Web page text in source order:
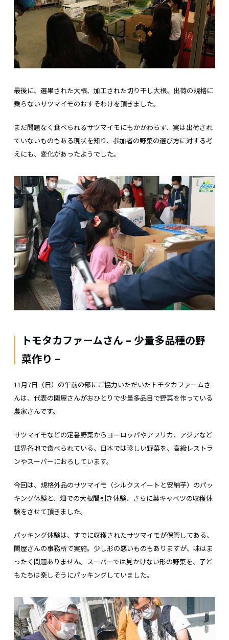
最後に、選果された大根、加工された切り干し大根、出荷の規格に
乗らないサツマイモのおすそわけを頂きました。
まだ問題なく食べられるサツマイモにもかかわらず、実は出荷され
ていないものもある現状を知り、参加者の野菜の選び方に対する考
えにも、変化があったようでした。
トモタカファームさん – 少量多品種の野
菜作り –
11月7日（日）の午前の部にご協力いただいたトモタカファームさ
んは、代表の関屋さんがおひとりで少量多品目で野菜を作っている
農家さんです。
サツマイモなどの定番野菜からヨーロッパやアフリカ、アジアなど
世界各地で食べられている、日本では珍しい野菜を、高級レストラ
ンやスーパーにおろしています。
今回は、規格外品のサツマイモ（シルクスイートと安納芋）のパッ
キング体験と、畑での大根間引き体験、さらに葉キャベツの収穫体
験をさせて頂きました。
パッキング体験は、すでに収穫されたサツマイモが保管してある、
関屋さんの事務所で実施。少し形の悪いものもありますが、味はま
ったく問題ありません。スーパーでは見かけない形の野菜を、子ど
もたちは楽しそうにパッキングしていました。